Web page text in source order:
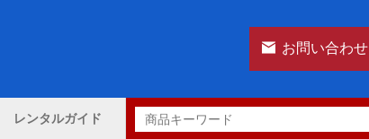
お問い合わせ
レンタルガイド